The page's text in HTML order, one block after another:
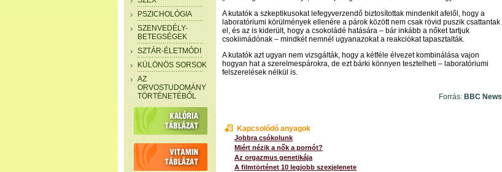
PSZICHOLÓGIA
SZENVEDÉLY-
BETEGSÉGEK
SZTÁR-ÉLETMÓDI
KÜLÖNÖS SORSOK
AZ
ORVOSTUDOMÁNY
TÖRTÉNETÉBŐL
A kutatók a szkeptikusokat lefegyverzendő biztosítottak mindenkit afelől, hogy a
laboratóriumi körülmények ellenére a párok között nem csak rövid puszik csattantak
el, és az is kiderült, hogy a csokoládé hatására – bár inkább a nőket tartjuk
csokiimádónak – mindkét nemnél ugyanazokat a reakciókat tapasztalták.
A kutatók azt ugyan nem vizsgálták, hogy a kétféle élvezet kombinálása vajon
hogyan hat a szerelmespárokra, de ezt bárki könnyen tesztelheti – laboratóriumi
felszerelések nélkül is.
Forrás: BBC News
Kapcsolódó anyagok
Jobbra csókolunk
Miért nézik a nők a pornót?
Az orgazmus genetikája
A filmtörténet 10 legjobb szexjelenete